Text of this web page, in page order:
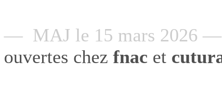
— MAJ le 15 mars 2026 —
ouvertes chez fnac et